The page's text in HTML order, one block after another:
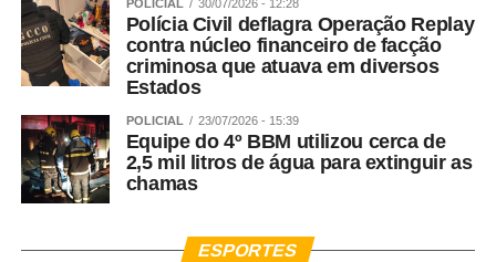
POLICIAL 30/07/2026 - 12:28
Polícia Civil deflagra Operação Replay
contra núcleo financeiro de facção
criminosa que atuava em diversos
Estados
POLICIAL 23/07/2026 - 15:39
Equipe do 4º BBM utilizou cerca de
2,5 mil litros de água para extinguir as
chamas
ESPORTES